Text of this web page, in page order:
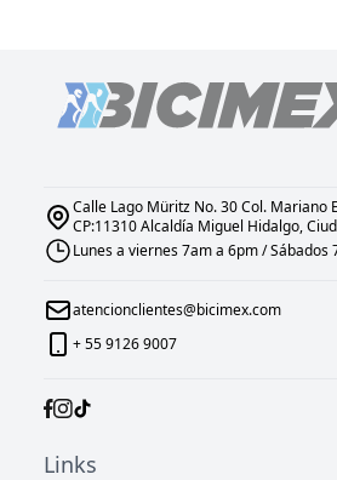
Calle Lago Müritz No. 30 Col. Mariano
CP:11310 Alcaldía Miguel Hidalgo,
Lunes a viernes 7am a 6pm / Sábados
atencionclientes@bicimex.com
+ 55 9126 9007
Links